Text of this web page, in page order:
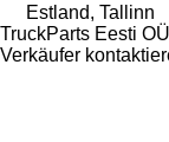
Estland, Tallinn
TruckParts Eesti OÜ
Verkäufer